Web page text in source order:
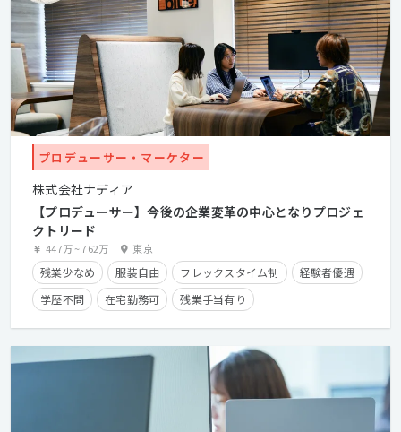
プロデューサー・マーケター
株式会社ナディア
【プロデューサー】今後の企業変革の中心となりプロジェ
クトリード
447万~762万 東京
残業少なめ 服装自由 フレックスタイム制
経験者優遇
学歴不問
在宅勤務可
残業手当有り
産休・育休実績有り
クライアントとの直接取引多数